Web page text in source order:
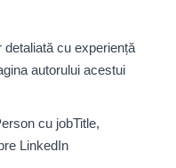
cu experiență
autorului acestui
cu jobTitle,
LinkedIn